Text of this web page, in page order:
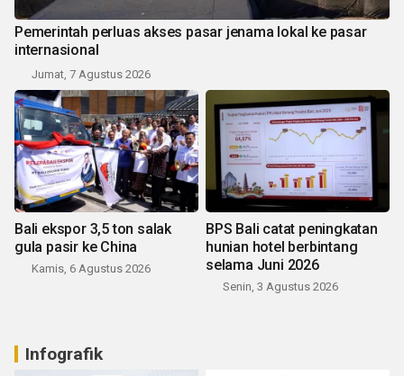
Pemerintah perluas akses pasar jenama lokal ke pasar
internasional
Jumat, 7 Agustus 2026
Bali ekspor 3,5 ton salak
gula pasir ke China
Kamis, 6 Agustus 2026
BPS Bali catat peningkatan
hunian hotel berbintang
selama Juni 2026
Senin, 3 Agustus 2026
Infografik